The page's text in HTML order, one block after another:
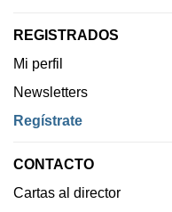
REGISTRADOS
Mi perfil
Newsletters
Regístrate
CONTACTO
Cartas al director